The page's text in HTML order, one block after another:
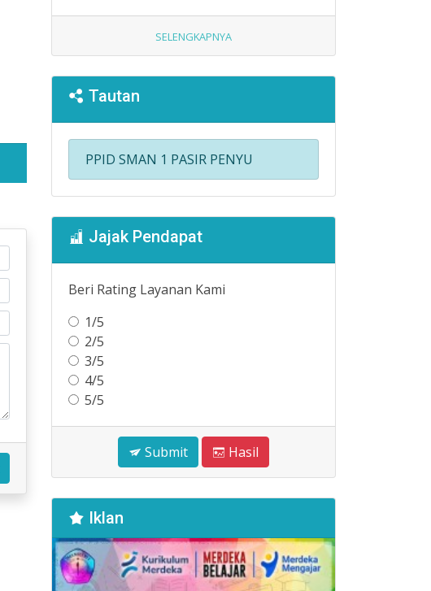
SELENGKAPNYA
Tautan
PPID SMAN 1 PASIR PENYU
Jajak Pendapat
Beri Rating Layanan Kami
1/5
2/5
3/5
4/5
5/5
Submit Hasil
Iklan